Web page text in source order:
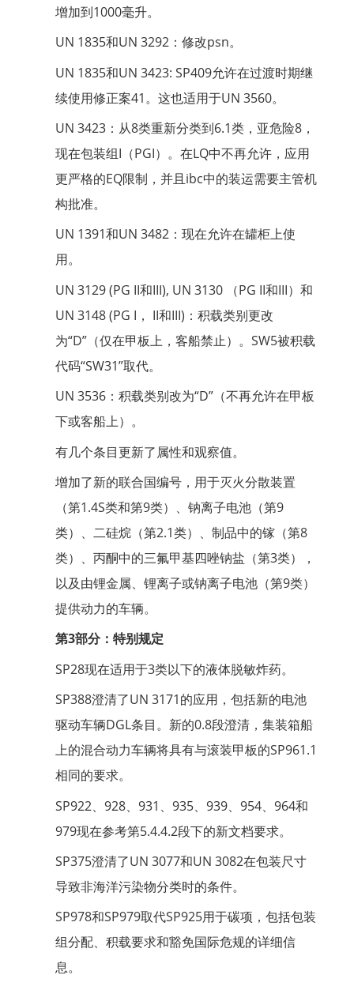
增加到1000毫升。
UN 1835和UN 3292：修改psn。
UN 1835和UN 3423: SP409允许在过渡时期继
续使用修正案41。这也适用于UN 3560。
UN 3423：从8类重新分类到6.1类，亚危险8，
现在包装组I（PGI）。在LQ中不再允许，应用
更严格的EQ限制，并且ibc中的装运需要主管机
构批准。
UN 1391和UN 3482：现在允许在罐柜上使
用。
UN 3129 (PG II和III), UN 3130 （PG II和III）和
UN 3148 (PG I， II和III)：积载类别更改
为“D”（仅在甲板上，客船禁止）。SW5被积载
代码“SW31”取代。
UN 3536：积载类别改为“D”（不再允许在甲板
下或客船上）。
有几个条目更新了属性和观察值。
增加了新的联合国编号，用于灭火分散装置
（第1.4S类和第9类）、钠离子电池（第9
类）、二硅烷（第2.1类）、制品中的镓（第8
类）、丙酮中的三氟甲基四唑钠盐（第3类），
以及由锂金属、锂离子或钠离子电池（第9类）
提供动力的车辆。
第3部分：特别规定
SP28现在适用于3类以下的液体脱敏炸药。
SP388澄清了UN 3171的应用，包括新的电池
驱动车辆DGL条目。新的0.8段澄清，集装箱船
上的混合动力车辆将具有与滚装甲板的SP961.1
相同的要求。
SP922、928、931、935、939、954、964和
979现在参考第5.4.4.2段下的新文档要求。
SP375澄清了UN 3077和UN 3082在包装尺寸
导致非海洋污染物分类时的条件。
SP978和SP979取代SP925用于碳项，包括包装
组分配、积载要求和豁免国际危规的详细信
息。